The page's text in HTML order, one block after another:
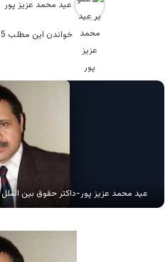
عید محمد عزیز پور
خواندن این مطلب 5 دقیقه زمان میبرد
عید محمد عزیز پور-داکتر حقوق بین الملل